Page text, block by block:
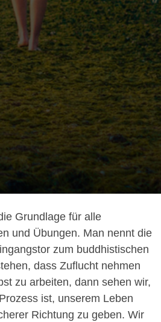
Grundlage für alle
und Übungen. Man nennt die
zum buddhistischen
dass Zuflucht nehmen
zu arbeiten, dann sehen wir,
ist, unserem Leben
Richtung zu geben. Wir